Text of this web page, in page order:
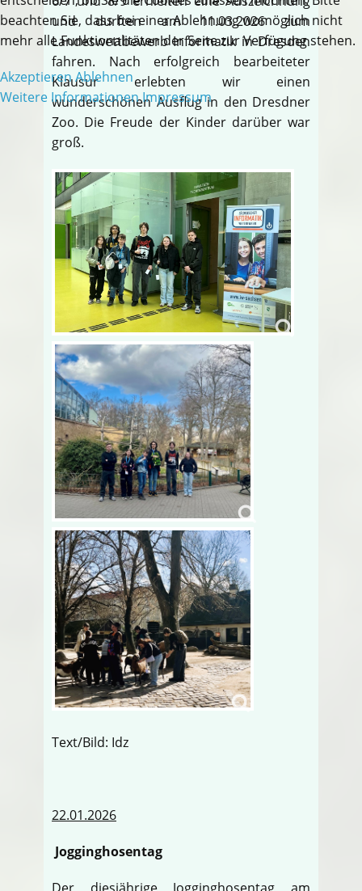
und durften am 11.03.2026 zum
Landeswettbewerb Informatik in Dresden
fahren. Nach erfolgreich bearbeiteter
Klausur erlebten wir einen
wunderschönen Ausflug in den Dresdner
Zoo. Die Freude der Kinder darüber war
groß.
Text/Bild: Idz
22.01.2026
Jogginghosentag
beachten Sie, dass bei einer Ablehnung womöglich nicht
mehr alle Funktionalitäten der Seite zur Verfügung stehen.
AkzeptierenAblehnen
Weitere Informationen Impressum